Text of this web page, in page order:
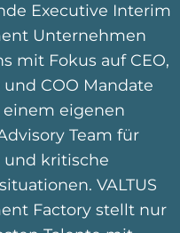
Executive Interim
Unternehmen
mit Fokus auf CEO,
und COO Mandate
eigenen
Team für
und kritische
VALTUS
Factory stellt nur